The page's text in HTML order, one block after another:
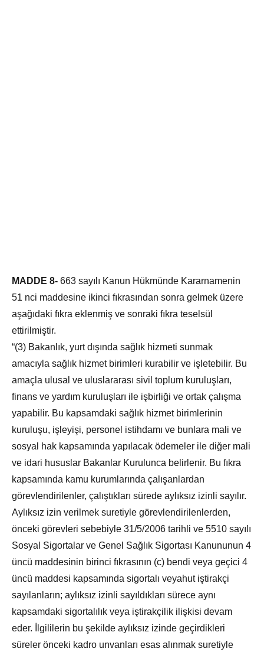
MADDE 8- 663 sayılı Kanun Hükmünde Kararnamenin
51 nci maddesine ikinci fıkrasından sonra gelmek üzere
aşağıdaki fıkra eklenmiş ve sonraki fıkra teselsül
ettirilmiştir.
“(3) Bakanlık, yurt dışında sağlık hizmeti sunmak
amacıyla sağlık hizmet birimleri kurabilir ve işletebilir. Bu
amaçla ulusal ve uluslararası sivil toplum kuruluşları,
finans ve yardım kuruluşları ile işbirliği ve ortak çalışma
yapabilir. Bu kapsamdaki sağlık hizmet birimlerinin
kuruluşu, işleyişi, personel istihdamı ve bunlara mali ve
sosyal hak kapsamında yapılacak ödemeler ile diğer mali
ve idari hususlar Bakanlar Kurulunca belirlenir. Bu fıkra
kapsamında kamu kurumlarında çalışanlardan
görevlendirilenler, çalıştıkları sürede aylıksız izinli sayılır.
Aylıksız izin verilmek suretiyle görevlendirilenlerden,
önceki görevleri sebebiyle 31/5/2006 tarihli ve 5510 sayılı
Sosyal Sigortalar ve Genel Sağlık Sigortası Kanununun 4
üncü maddesinin birinci fıkrasının (c) bendi veya geçici 4
üncü maddesi kapsamında sigortalı veyahut iştirakçi
sayılanların; aylıksız izinli sayıldıkları sürece aynı
kapsamdaki sigortalılık veya iştirakçilik ilişkisi devam
eder. İlgililerin bu şekilde aylıksız izinde geçirdikleri
süreler önceki kadro unvanları esas alınmak suretiyle